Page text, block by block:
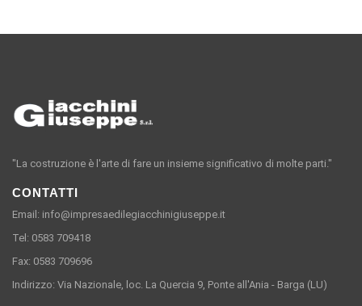
"La costruzione è l'arte di fare un insieme significativo di molte parti."
CONTATTI
Email: info@impresaedilegiacchinigiuseppe.it
Tel: 0583 709418
Fax: 0583 709696
Indirizzo: Via Nazionale, loc. La Quercia 9, Ponte all'Ania - Barga (LU)